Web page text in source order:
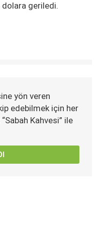
geriledi.
yön veren
edebilmek için her
Kahvesi” ile